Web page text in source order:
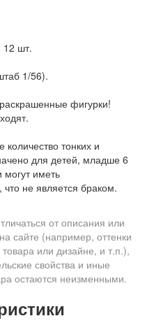
шт.
1/56).
фигурки!
тонких и
для детей, младше 6
могут иметь
не является браком.
от описания или
сайте (например, оттенки
или дизайне, и т.п.),
свойства и иные
остаются неизменными.